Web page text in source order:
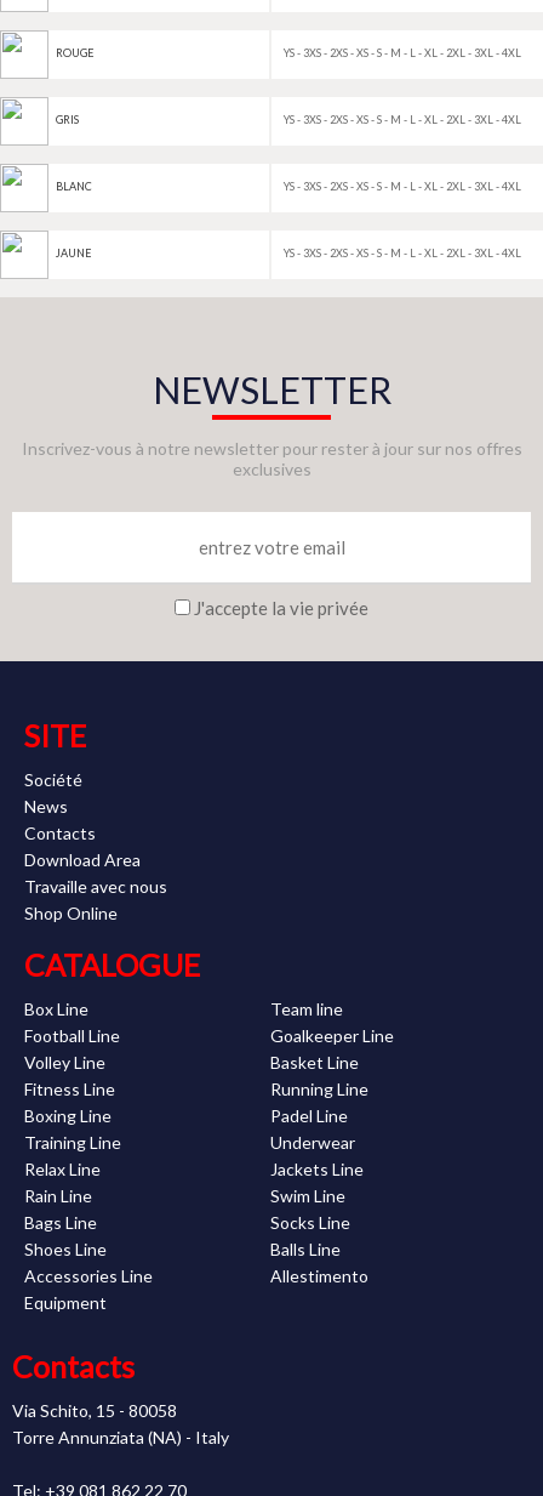
ROUGE YS - 3XS - 2XS - XS - S - M - L - XL - 2XL - 3XL - 4XL
GRIS YS - 3XS - 2XS - XS - S - M - L - XL - 2XL - 3XL - 4XL
BLANC YS - 3XS - 2XS - XS - S - M - L - XL - 2XL - 3XL - 4XL
JAUNE YS - 3XS - 2XS - XS - S - M - L - XL - 2XL - 3XL - 4XL
NEWSLETTER
Inscrivez-vous à notre newsletter pour rester à jour sur nos offres
exclusives
J'accepte la vie privée
SITE
Société
News
Contacts
Download Area
Travaille avec nous
Shop Online
CATALOGUE
Box Line
Team line
Football Line
Goalkeeper Line
Volley Line
Basket Line
Fitness Line
Running Line
Boxing Line
Padel Line
Training Line
Underwear
Relax Line
Jackets Line
Rain Line
Swim Line
Bags Line
Socks Line
Shoes Line
Balls Line
Accessories Line
Allestimento
Equipment
Contacts
Via Schito, 15 - 80058
Torre Annunziata (NA) - Italy
Tel: +39 081 862 22 70